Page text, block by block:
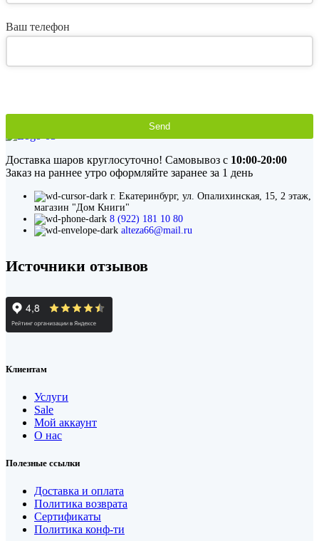
Ваш телефон
Send
This
should
be
blank
Доставка шаров круглосуточно! Самовывоз с 10:00-20:00
Заказ на раннее утро оформляйте заранее за 1 день
г. Екатеринбург, ул. Опалихинская, 15, 2 этаж,
магазин "Дом Книги"
8 (922) 181 10 80
alteza66@mail.ru
Источники отзывов
Клиентам
Услуги
Sale
Мой аккаунт
О нас
Полезные ссылки
Доставка и оплата
Политика возврата
Сертификаты
Политика конф-ти